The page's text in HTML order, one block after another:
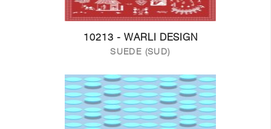
10213 - WARLI DESIGN
SUEDE (SUD)